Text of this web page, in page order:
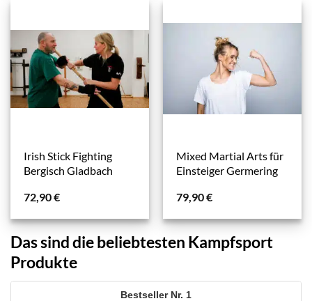
Irish Stick Fighting
Bergisch Gladbach
72,90€
Mixed Martial Arts für
Einsteiger Germering
79,90€
Das sind die beliebtesten Kampfsport
Produkte
1